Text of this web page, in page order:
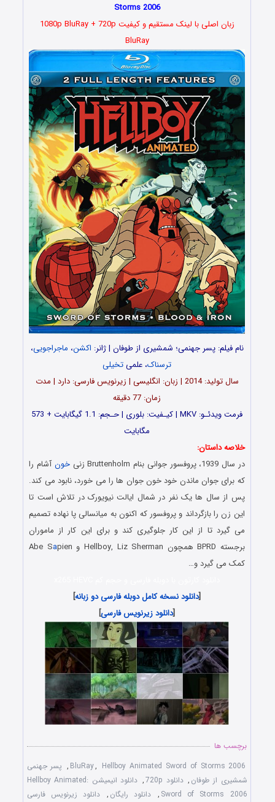
Storms 2006
زبان اصلی با لینک مستقیم و کیفیت 1080p BluRay + 720p
BluRay
نام فیلم: پسر جهنمی؛ شمشیری از طوفان | ژانر: اکشن، ماجراجویی،
ترسناک، علمیتخیلی
سال تولید: 2014 | زبان: انگلیسی | زیرنویس فارسی: دارد | مدت
زمان: 77 دقیقه
فرمت ویدئـو: MKV | کیـفیت: بلوری | حـجم: 1.1 گیگابایت + 573
مگابایت
خلاصه داستان:
در سال 1939، پروفسور جوانی بنام Bruttenholm زنی
خونآشام را
که برای جوان ماندن خود خون جوان ها را می خورد، نابود می کند.
پس از سال ها یک نفر در شمال ایالت نیویورک در تلاش است تا
این زن را بازگرداند و پروفسور که اکنون به میانسالی پا نهاده تصمیم
می گیرد تا از این کار جلوگیری کند و برای این کار از ماموران
برجسته BPRD همچون Hellboy, Liz Sherman و Abe S
apien
کمک می گیرد و…
[دانلود نسخه کامل دوبله فارسی دو زبانه]
[دانلود زیرنویس فارسی]
برچسب ها
BluRay, Hellboy Animated Sword of Storms 2006
, پسر جهنمی
شمشیری از طوفان , دانلود 720p ,
دانلود انیمیشن Hellboy Animated:
Sword of Storms 2006
, دانلود رایگان , دانلود زیرنویس فارسی